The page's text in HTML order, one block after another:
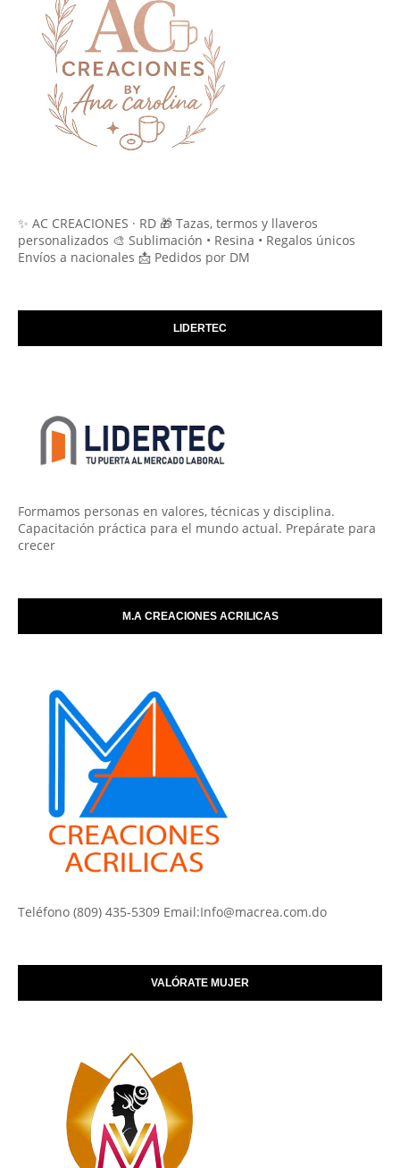
✨ AC CREACIONES · RD 🎁 Tazas, termos y llaveros
personalizados 🎨 Sublimación • Resina • Regalos únicos
Envíos a nacionales 📩 Pedidos por DM
LIDERTEC
Formamos personas en valores, técnicas y disciplina.
Capacitación práctica para el mundo actual. Prepárate para
crecer
M.A CREACIONES ACRILICAS
Teléfono (809) 435-5309 Email:Info@macrea.com.do
VALÓRATE MUJER